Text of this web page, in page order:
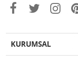
KURUMSAL